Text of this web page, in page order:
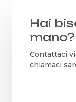
Hai
mano?
Contattaci
chiamaci